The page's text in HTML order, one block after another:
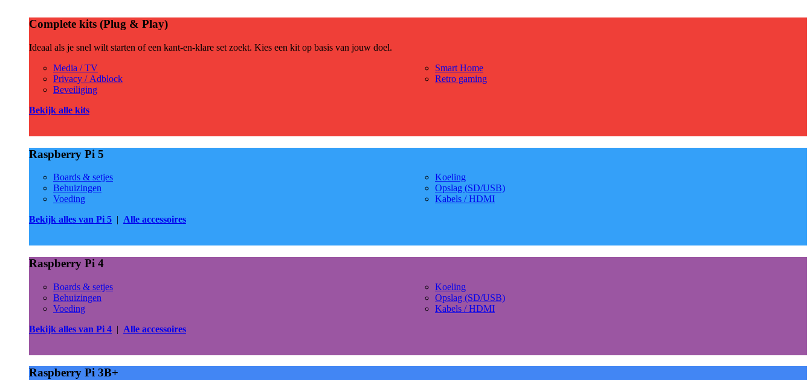
Complete kits (Plug & Play)
Ideaal als je snel wilt starten of een kant-en-klare set zoekt. Kies een kit op basis van jouw doel.
Media / TV
Privacy / Adblock
Beveiliging
Smart Home
Retro gaming
Bekijk alle kits
Raspberry Pi 5
Boards & setjes
Behuizingen
Voeding
Koeling
Opslag (SD/USB)
Kabels / HDMI
Bekijk alles van Pi 5 | Alle accessoires
Raspberry Pi 4
Boards & setjes
Behuizingen
Voeding
Koeling
Opslag (SD/USB)
Kabels / HDMI
Bekijk alles van Pi 4 | Alle accessoires
Raspberry Pi 3B+